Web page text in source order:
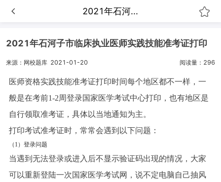
2021年石河...
2021年石河子市临床执业医师实践技能准考证打印
来源：网校题库 2021-01-20 阅读量：296
医师资格实践技能准考证打印时间每个地区都不一样，一
般是在考前1-2周登录国家医学考试中心打印，也有地区是
自行领取准考证，具体以当地通知为主。
打印考试准考证时，常常会遇到以下问题：
（1）登录问题
当遇到无法登录或进入后不显示验证码出现的情况，大家
可以重新登陆一次国家医学考试网，说不定电脑自己抽风